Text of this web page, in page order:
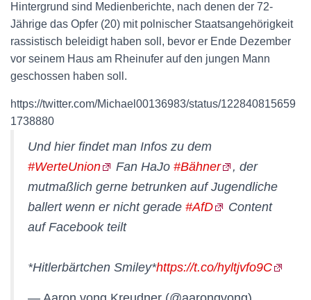
Hintergrund sind Medienberichte, nach denen der 72-
Jährige das Opfer (20) mit polnischer Staatsangehörigkeit
rassistisch beleidigt haben soll, bevor er Ende Dezember
vor seinem Haus am Rheinufer auf den jungen Mann
geschossen haben soll.
https://twitter.com/Michael00136983/status/122840815659
1738880
Und hier findet man Infos zu dem
#WerteUnion
Fan HaJo #Bähner
, der
mutmaßlich gerne betrunken auf Jugendliche
ballert wenn er nicht gerade #AfD
Content
auf Facebook teilt
*Hitlerbärtchen Smiley*https://t.co/hyltjvfo9C